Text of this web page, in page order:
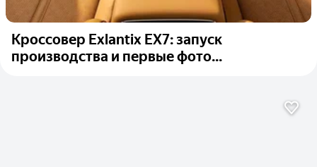
Кроссовер Exlantix EX7: запуск
производства и первые фото...